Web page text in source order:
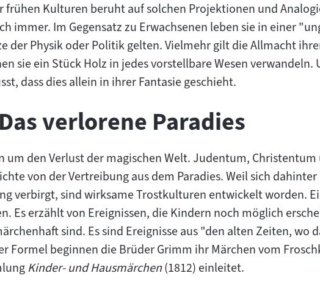
frühen Kulturen beruht auf solchen Projektionen und
immer. Im Gegensatz zu Erwachsenen leben sie in einer
der Physik oder Politik gelten. Vielmehr gilt die Allmacht
sie ein Stück Holz in jedes vorstellbare Wesen verwandeln.
dass dies allein in ihrer Fantasie geschieht.
Das verlorene Paradies
um den Verlust der magischen Welt. Judentum, Christentum
von der Vertreibung aus dem Paradies. Weil sich
verbirgt, sind wirksame Trostkulturen entwickelt worden.
Es erzählt von Ereignissen, die Kindern noch möglich
sind. Es sind Ereignisse aus "den alten Zeiten, wo
Formel beginnen die Brüder Grimm ihr Märchen vom
Kinder- und Hausmärchen(1812) einleitet.